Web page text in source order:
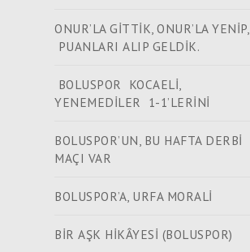
ONUR’LA GİTTİK, ONUR’LA YENİP,
PUANLARI ALIP GELDİK.
BOLUSPOR KOCAELİ,
YENEMEDİLER 1-1’LERİNİ
BOLUSPOR’UN, BU HAFTA DERBİ
MAÇI VAR
BOLUSPOR’A, URFA MORALİ
​​​​​​​BİR AŞK HİKÂYESİ (BOLUSPOR)